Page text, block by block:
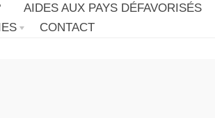
AIDES AUX PAYS DÉFAVORISÉS
CONTACT